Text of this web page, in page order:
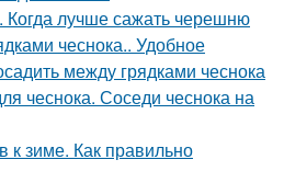
Когда лучше сажать черешню
чеснока.. Удобное
между грядками чеснока
чеснока. Соседи чеснока на
к зиме. Как правильно